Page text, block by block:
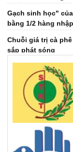
bằng 1/2 hàng nhập
sắp phát sóng
Đại hội đại biểu
nhiệm kỳ 2026 -
Giải mã ‘bài toán
Việt Nam đứng
đổi địa chỉ Internet